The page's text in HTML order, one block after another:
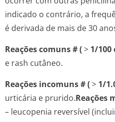
indicado o contrário, a
é derivada de mais de 30
Reações comuns # (> 1/100
e rash cutâneo.
Reações incomuns # (> 1/
urticária e prurido.Reações
– leucopenia reversível